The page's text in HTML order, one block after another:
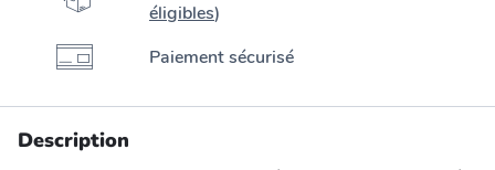
éligibles)
Paiement sécurisé
Description